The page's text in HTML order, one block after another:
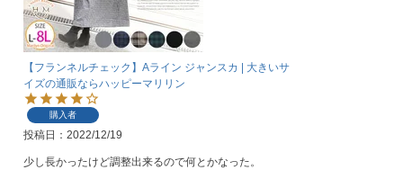
【フランネルチェック】Aライン ジャンスカ | 大きいサ
イズの通販ならハッピーマリリン
購入者
投稿日 2022/12/19
少し長かったけど調整出来るので何とかなった。